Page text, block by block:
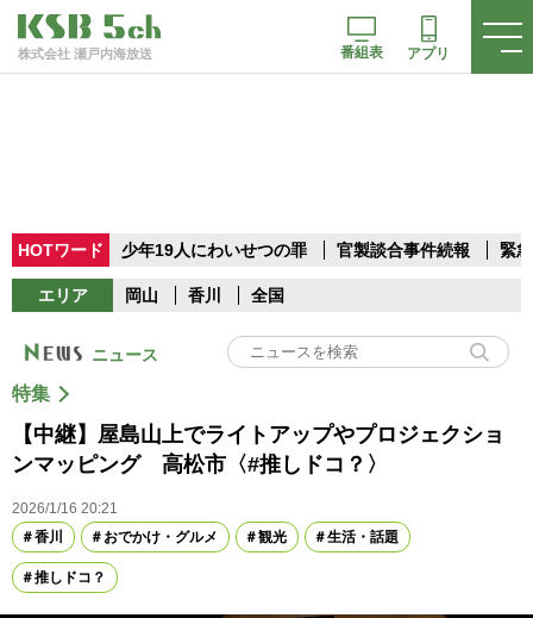
株式会社 瀬戸内海放送 番組表 アプリ
HOTワード 少年19人にわいせつの罪 官製談合事件続報 緊
エリア 岡山 香川 全国
ニュース
特集
【中継】屋島山上でライトアップやプロジェクショ
ンマッピング 高松市〈#推しドコ？〉
2026/1/16 20:21
香川
おでかけ・グルメ 観光 生活・話題
推しドコ？